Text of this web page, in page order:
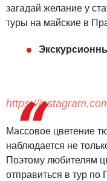
загадай желание у
туры на майские в
https://
Массовое цветение
наблюдается не
Поэтому любителям
отправиться в тур